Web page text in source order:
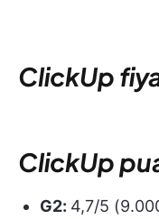
ClickUp
ClickUp
G2: 4,7/5